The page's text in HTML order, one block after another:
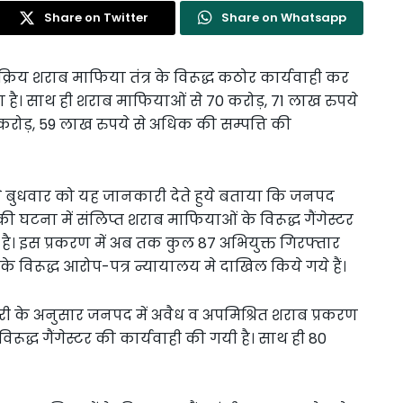
Share on Twitter Share on Whatsapp
शराब माफिया तंत्र के विरूद्ध कठोर कार्यवाही कर
साथ ही शराब माफियाओं से 70 करोड़, 71 लाख रुपये
59 लाख रुपये से अधिक की सम्पत्ति की
को यह जानकारी देते हुये बताया कि जनपद
घटना में संलिप्त शराब माफियाओं के विरूद्ध गैंगेस्टर
है। इस प्रकरण में अब तक कुल 87 अभियुक्त गिरफ्तार
विरूद्ध आरोप-पत्र न्यायालय मे दाखिल किये गये हैं।
के अनुसार जनपद में अवैध व अपमिश्रित शराब प्रकरण
गैंगेस्टर की कार्यवाही की गयी है। साथ ही 80